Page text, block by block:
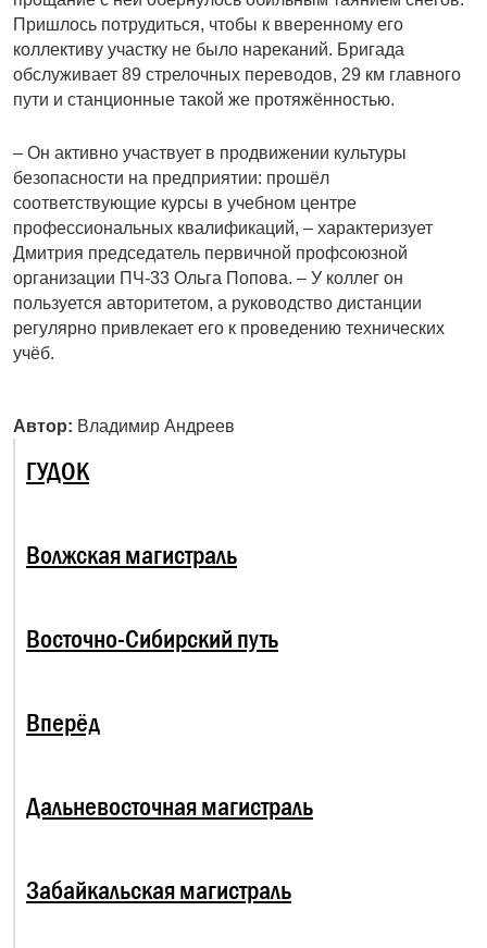
Пришлось потрудиться, чтобы к вверенному его
коллективу участку не было нареканий. Бригада
обслуживает 89 стрелочных переводов, 29 км главного
пути и станционные такой же протяжённостью.
– Он активно участвует в продвижении культуры
безопасности на предприятии: прошёл
соответствующие курсы в учебном центре
профессиональных квалификаций, – характеризует
Дмитрия председатель первичной профсоюзной
организации ПЧ-33 Ольга Попова. – У коллег он
пользуется авторитетом, а руководство дистанции
регулярно привлекает его к проведению технических
учёб.
Автор: Владимир Андреев
ГУДОК
Волжская магистраль
Восточно-Сибирский путь
Вперёд
Дальневосточная магистраль
Забайкальская магистраль